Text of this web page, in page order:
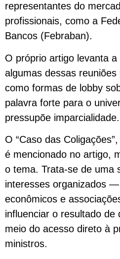
representantes do
profissionais, como a
Bancos (Febraban).
O próprio artigo levanta
algumas dessas
como formas de lobby
palavra forte para o
pressupõe imparcialidade.
O “Caso das
é mencionado no artigo,
o tema. Trata-se de uma
interesses organizados
econômicos e
influenciar o resultado de
meio do acesso direto à
ministros.